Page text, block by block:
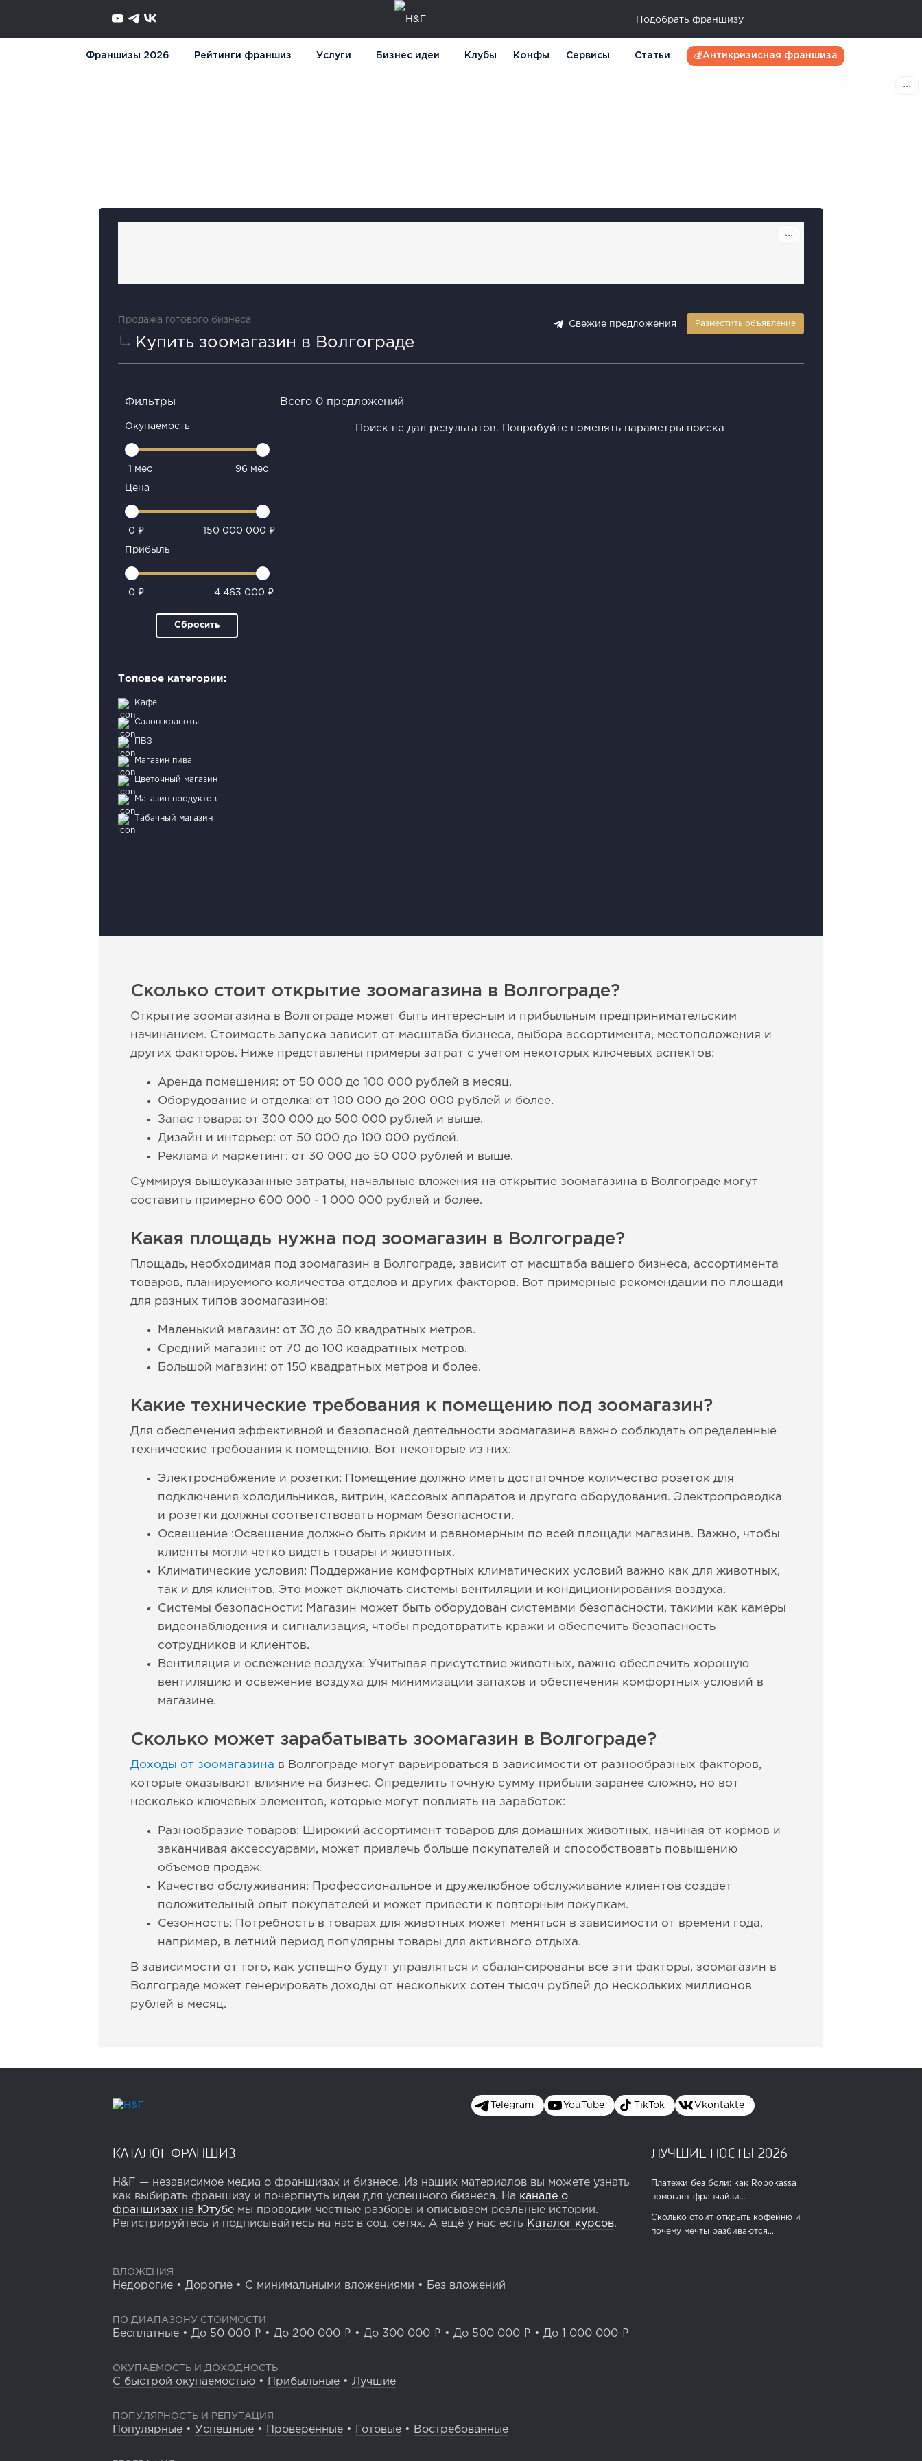
Подобрать франшизу
Франшизы 2026 Рейтинги франшиз Услуги Бизнес идеи Клубы Конфы Сервисы Статьи 💰Антикризисная франшиза
Продажа готового бизнеса
Купить зоомагазин в Волгограде
Свежие предложения Разместить объявление
Фильтры
Окупаемость
1 мес 96 мес
Цена
0 ₽ 150 000 000 ₽
Прибыль
0 ₽ 4 463 000 ₽
Сбросить
Топовое категории:
Кафе
Салон красоты
ПВЗ
Магазин пива
Цветочный магазин
Магазин продуктов
Табачный магазин
Всего 0 предложений
Поиск не дал результатов. Попробуйте поменять параметры поиска
Сколько стоит открытие зоомагазина в Волгограде?
Открытие зоомагазина в Волгограде может быть интересным и прибыльным предпринимательским
начинанием. Стоимость запуска зависит от масштаба бизнеса, выбора ассортимента, местоположения и
других факторов. Ниже представлены примеры затрат с учетом некоторых ключевых аспектов:
Аренда помещения: от 50 000 до 100 000 рублей в месяц.
Оборудование и отделка: от 100 000 до 200 000 рублей и более.
Запас товара: от 300 000 до 500 000 рублей и выше.
Дизайн и интерьер: от 50 000 до 100 000 рублей.
Реклама и маркетинг: от 30 000 до 50 000 рублей и выше.
Суммируя вышеуказанные затраты, начальные вложения на открытие зоомагазина в Волгограде могут
составить примерно 600 000 - 1 000 000 рублей и более.
Какая площадь нужна под зоомагазин в Волгограде?
Площадь, необходимая под зоомагазин в Волгограде, зависит от масштаба вашего бизнеса, ассортимента
товаров, планируемого количества отделов и других факторов. Вот примерные рекомендации по площади
для разных типов зоомагазинов:
Маленький магазин: от 30 до 50 квадратных метров.
Средний магазин: от 70 до 100 квадратных метров.
Большой магазин: от 150 квадратных метров и более.
Какие технические требования к помещению под зоомагазин?
Для обеспечения эффективной и безопасной деятельности зоомагазина важно соблюдать определенные
технические требования к помещению. Вот некоторые из них:
Электроснабжение и розетки: Помещение должно иметь достаточное количество розеток для
подключения холодильников, витрин, кассовых аппаратов и другого оборудования. Электропроводка
и розетки должны соответствовать нормам безопасности.
Освещение :Освещение должно быть ярким и равномерным по всей площади магазина. Важно, чтобы
клиенты могли четко видеть товары и животных.
Климатические условия: Поддержание комфортных климатических условий важно как для животных,
так и для клиентов. Это может включать системы вентиляции и кондиционирования воздуха.
Системы безопасности: Магазин может быть оборудован системами безопасности, такими как камеры
видеонаблюдения и сигнализация, чтобы предотвратить кражи и обеспечить безопасность
сотрудников и клиентов.
Вентиляция и освежение воздуха: Учитывая присутствие животных, важно обеспечить хорошую
вентиляцию и освежение воздуха для минимизации запахов и обеспечения комфортных условий в
магазине.
Сколько может зарабатывать зоомагазин в Волгограде?
Доходы от зоомагазина в Волгограде могут варьироваться в зависимости от разнообразных факторов,
которые оказывают влияние на бизнес. Определить точную сумму прибыли заранее сложно, но вот
несколько ключевых элементов, которые могут повлиять на заработок:
Разнообразие товаров: Широкий ассортимент товаров для домашних животных, начиная от кормов и
заканчивая аксессуарами, может привлечь больше покупателей и способствовать повышению
объемов продаж.
Качество обслуживания: Профессиональное и дружелюбное обслуживание клиентов создает
положительный опыт покупателей и может привести к повторным покупкам.
Сезонность: Потребность в товарах для животных может меняться в зависимости от времени года,
например, в летний период популярны товары для активного отдыха.
В зависимости от того, как успешно будут управляться и сбалансированы все эти факторы, зоомагазин в
Волгограде может генерировать доходы от нескольких сотен тысяч рублей до нескольких миллионов
рублей в месяц.
Telegram YouTube TikTok Vkontakte
КАТАЛОГ ФРАНШИЗ
H&F — независимое медиа о франшизах и бизнесе. Из наших материалов вы можете узнать
как выбирать франшизу и почерпнуть идеи для успешного бизнеса. На канале о
франшизах на Ютубе мы проводим честные разборы и описываем реальные истории.
Регистрируйтесь и подписывайтесь на нас в соц. сетях. А ещё у нас есть Каталог курсов.
ЛУЧШИЕ ПОСТЫ 2026
Платежи без боли: как Robokassa
помогает франчайзи...
Сколько стоит открыть кофейню и
почему мечты разбиваются...
ВЛОЖЕНИЯ
Недорогие • Дорогие • С минимальными вложениями • Без вложений
ПО ДИАПАЗОНУ СТОИМОСТИ
Бесплатные • До 50 000 ₽ • До 200 000 ₽ • До 300 000 ₽ • До 500 000 ₽ • До 1 000 000 ₽
ОКУПАЕМОСТЬ И ДОХОДНОСТЬ
С быстрой окупаемостью • Прибыльные • Лучшие
ПОПУЛЯРНОСТЬ И РЕПУТАЦИЯ
Популярные • Успешные • Проверенные • Готовые • Востребованные